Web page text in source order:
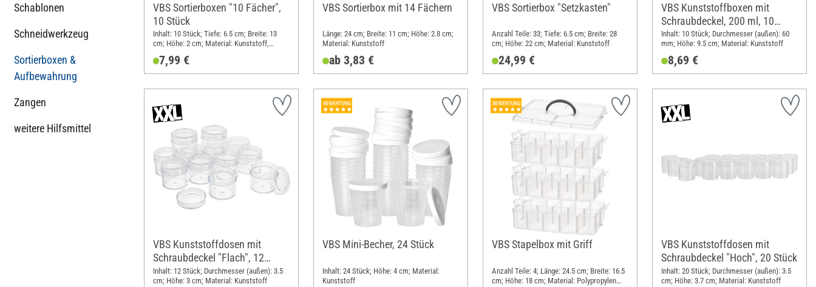
Schablonen
Schneidwerkzeug
Sortierboxen &
Aufbewahrung
Zangen
weitere Hilfsmittel
VBS Sortierboxen "10 Fächer",
10 Stück
Inhalt: 10 Stück; Tiefe: 6.5 cm; Breite: 13
cm; Höhe: 2 cm; Material: Kunststoff,
7,99 €
VBS Sortierbox mit 14 Fächern
Länge: 24 cm; Breite: 11 cm; Höhe: 2.8 cm;
Material: Kunststoff
ab 3,83 €
VBS Sortierbox "Setzkasten"
Anzahl Teile: 33; Tiefe: 6.5 cm; Breite: 28
cm; Höhe: 22 cm; Material: Kunststoff
24,99 €
VBS Kunststoffboxen mit
Schraubdeckel, 200 ml, 10
Stück
Inhalt: 10 Stück; Durchmesser (außen): 60
mm; Höhe: 9.5 cm; Material: Kunststoff
8,69 €
VBS Kunststoffdosen mit
Schraubdeckel "Flach", 12
Stück
Inhalt: 12 Stück; Durchmesser (außen): 3.5
cm; Höhe: 3 cm; Material: Kunststoff
VBS Mini-Becher, 24 Stück
Inhalt: 24 Stück; Höhe: 4 cm; Material:
Kunststoff
VBS Stapelbox mit Griff
Anzahl Teile: 4; Länge: 24.5 cm; Breite: 16.5
cm; Höhe: 18 cm; Material: Polypropylen
VBS Kunststoffdosen mit
Schraubdeckel "Hoch", 20 Stück
Inhalt: 20 Stück; Durchmesser (außen): 3.5
cm; Höhe: 3.7 cm; Material: Kunststoff